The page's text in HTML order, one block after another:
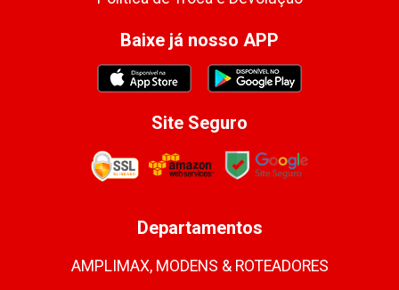
Baixe já nosso APP
Site Seguro
Departamentos
AMPLIMAX, MODENS & ROTEADORES